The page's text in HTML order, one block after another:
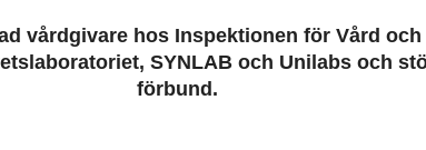
vårdgivare hos Inspektionen för Vård och
SYNLAB och Unilabs och
förbund.